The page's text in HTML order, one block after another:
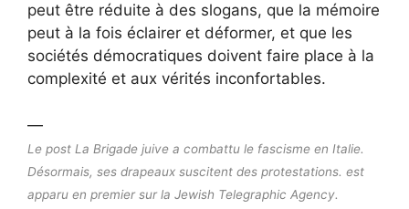
peut être réduite à des slogans, que la mémoire
peut à la fois éclairer et déformer, et que les
sociétés démocratiques doivent faire place à la
complexité et aux vérités inconfortables.
—
Le post La Brigade juive a combattu le fascisme en Italie.
Désormais, ses drapeaux suscitent des protestations. est
apparu en premier sur la Jewish Telegraphic Agency.